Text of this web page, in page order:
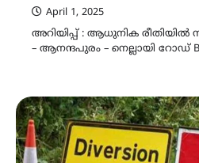
April 1, 2025
അറിയിപ്പ് : ആധുനിക രീതിയിൽ
– ആനന്ദപുരം – നെല്ലായി റോഡ്